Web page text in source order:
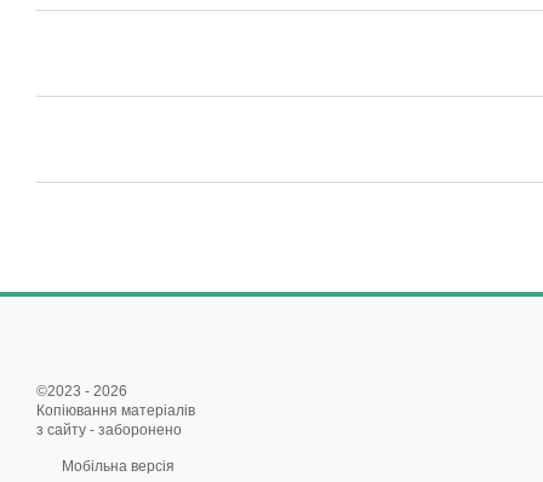
©2023 - 2026
Копіювання матеріалів
з сайту - заборонено
Мобільна версія